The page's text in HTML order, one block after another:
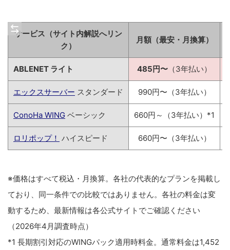
サービス（サイト内解説へリン
ク）
月額（最安・月換算）
ABLENET ライト 485円〜 （3年払い）
エックスサーバー スタンダード 990円〜（3年払い）
ConoHa WING ベーシック 660円～（3年払い）*1
ロリポップ！ ハイスピード 660円〜（3年払い）
※価格はすべて税込・月換算。各社の代表的なプランを掲載し
ており、同一条件での比較ではありません。各社の料金は変
動するため、最新情報は各公式サイトでご確認ください
（2026年4月調査時点）
*1 長期割引対応のWINGパック適用時料金。通常料金は1,452